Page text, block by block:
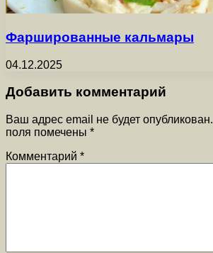
Фаршированные кальмары
04.12.2025
Добавить комментарий
Ваш адрес email не будет опубликован.
поля помечены *
Комментарий *